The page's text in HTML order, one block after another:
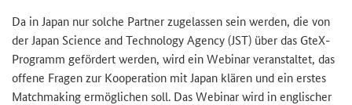
Da in Japan nur sol­che Part­ner zu­ge­las­sen sein wer­den, die von
der Japan Science and Technology Agency (JST) über das GteX-​
Programm ge­för­dert wer­den, wird ein We­bi­nar ver­an­stal­tet, das
of­fe­ne Fra­gen zur Ko­ope­ra­ti­on mit Japan klä­ren und ein ers­tes
Matchmakinger­mög­li­chen soll. Das We­bi­nar wird in eng­li­scher